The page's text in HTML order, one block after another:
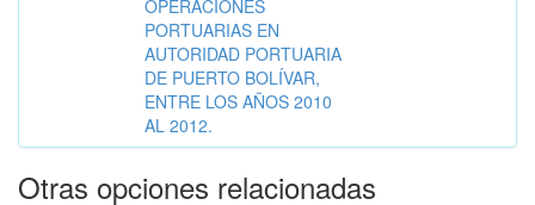
OPERACIONES
PORTUARIAS EN
AUTORIDAD PORTUARIA
DE PUERTO BOLÍVAR,
ENTRE LOS AÑOS 2010
AL 2012.
Otras opciones relacionadas